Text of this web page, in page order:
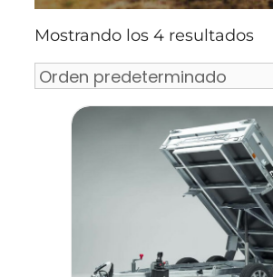
Mostrando los 4 resultados